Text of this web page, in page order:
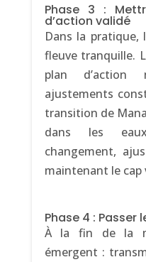
Phase 3 :
d’action validé
Dans la pratique,
fleuve tranquille.
plan d’action
ajustements
transition de
dans les
changement,
maintenant le cap
Phase 4 : Passer
À la fin de la
émergent :